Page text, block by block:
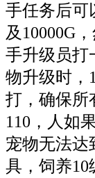
手任务后可
及10000G
手升级员打
物升级时，
打，确保所
110，人如
宠物无法达
具，饲养10